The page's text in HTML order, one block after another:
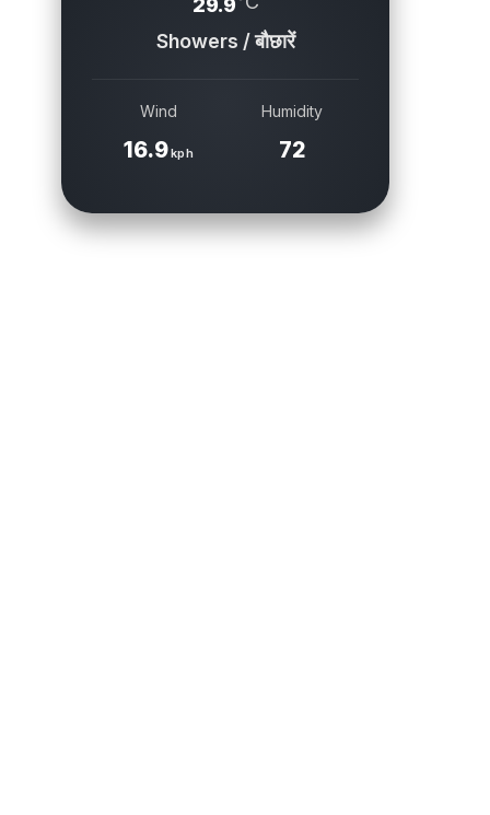
29.9
Showers / बौछारें
Wind
16.9kph
Humidity
72